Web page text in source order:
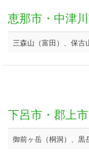
恵那市・中津
三森山（富田）、保古
下呂市・郡上市
御前ヶ岳（桐洞）、黒